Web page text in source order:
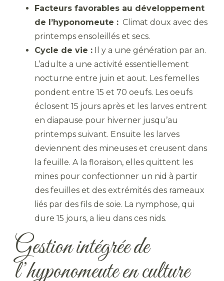
Facteurs favorables au développement
de l’hyponomeute : Climat doux avec des
printemps ensoleillés et secs.
Cycle de vie : Il y a une génération par an.
L’adulte a une activité essentiellement
nocturne entre juin et aout. Les femelles
pondent entre 15 et 70 oeufs. Les oeufs
éclosent 15 jours après et les larves entrent
en diapause pour hiverner jusqu’au
printemps suivant. Ensuite les larves
deviennent des mineuses et creusent dans
la feuille. A la floraison, elles quittent les
mines pour confectionner un nid à partir
des feuilles et des extrémités des rameaux
liés par des fils de soie. La nymphose, qui
dure 15 jours, a lieu dans ces nids.
Gestion intégrée de
l’hyponomeute en culture